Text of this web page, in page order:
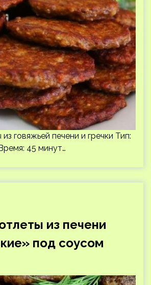
говяжьей печени и гречки Тип:
45 минут…
из печени
под соусом